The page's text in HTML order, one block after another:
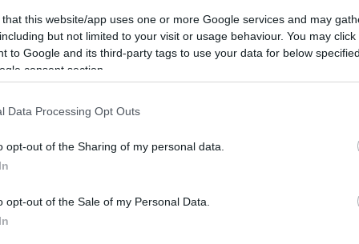
that this website/app uses one or more Google services and may
but not limited to your visit or usage behaviour. You may
to Google and its third-party tags to use your data for below
consent section.
Data Processing Opt Outs
opt-out of the Sharing of my personal data.
opt-out of the Sale of my Personal Data.